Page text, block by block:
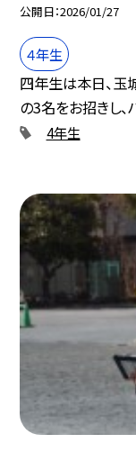
公開日 2026/01/27
４年生
四年生は本日、玉
の3名をお招きし、
4年生